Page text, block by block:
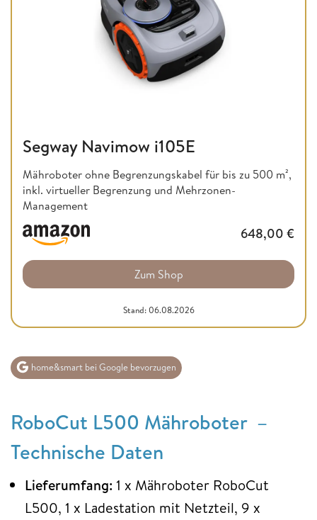
Segway Navimow i105E
Mähroboter ohne Begrenzungskabel für bis zu 500 m²,
inkl. virtueller Begrenzung und Mehrzonen-
Management
648,00 €
Zum Shop
Stand: 06.08.2026
home&smart bei Google bevorzugen
RoboCut L500 Mähroboter –
Technische Daten
Lieferumfang: 1 x Mähroboter RoboCut
L500, 1 x Ladestation mit Netzteil, 9 x